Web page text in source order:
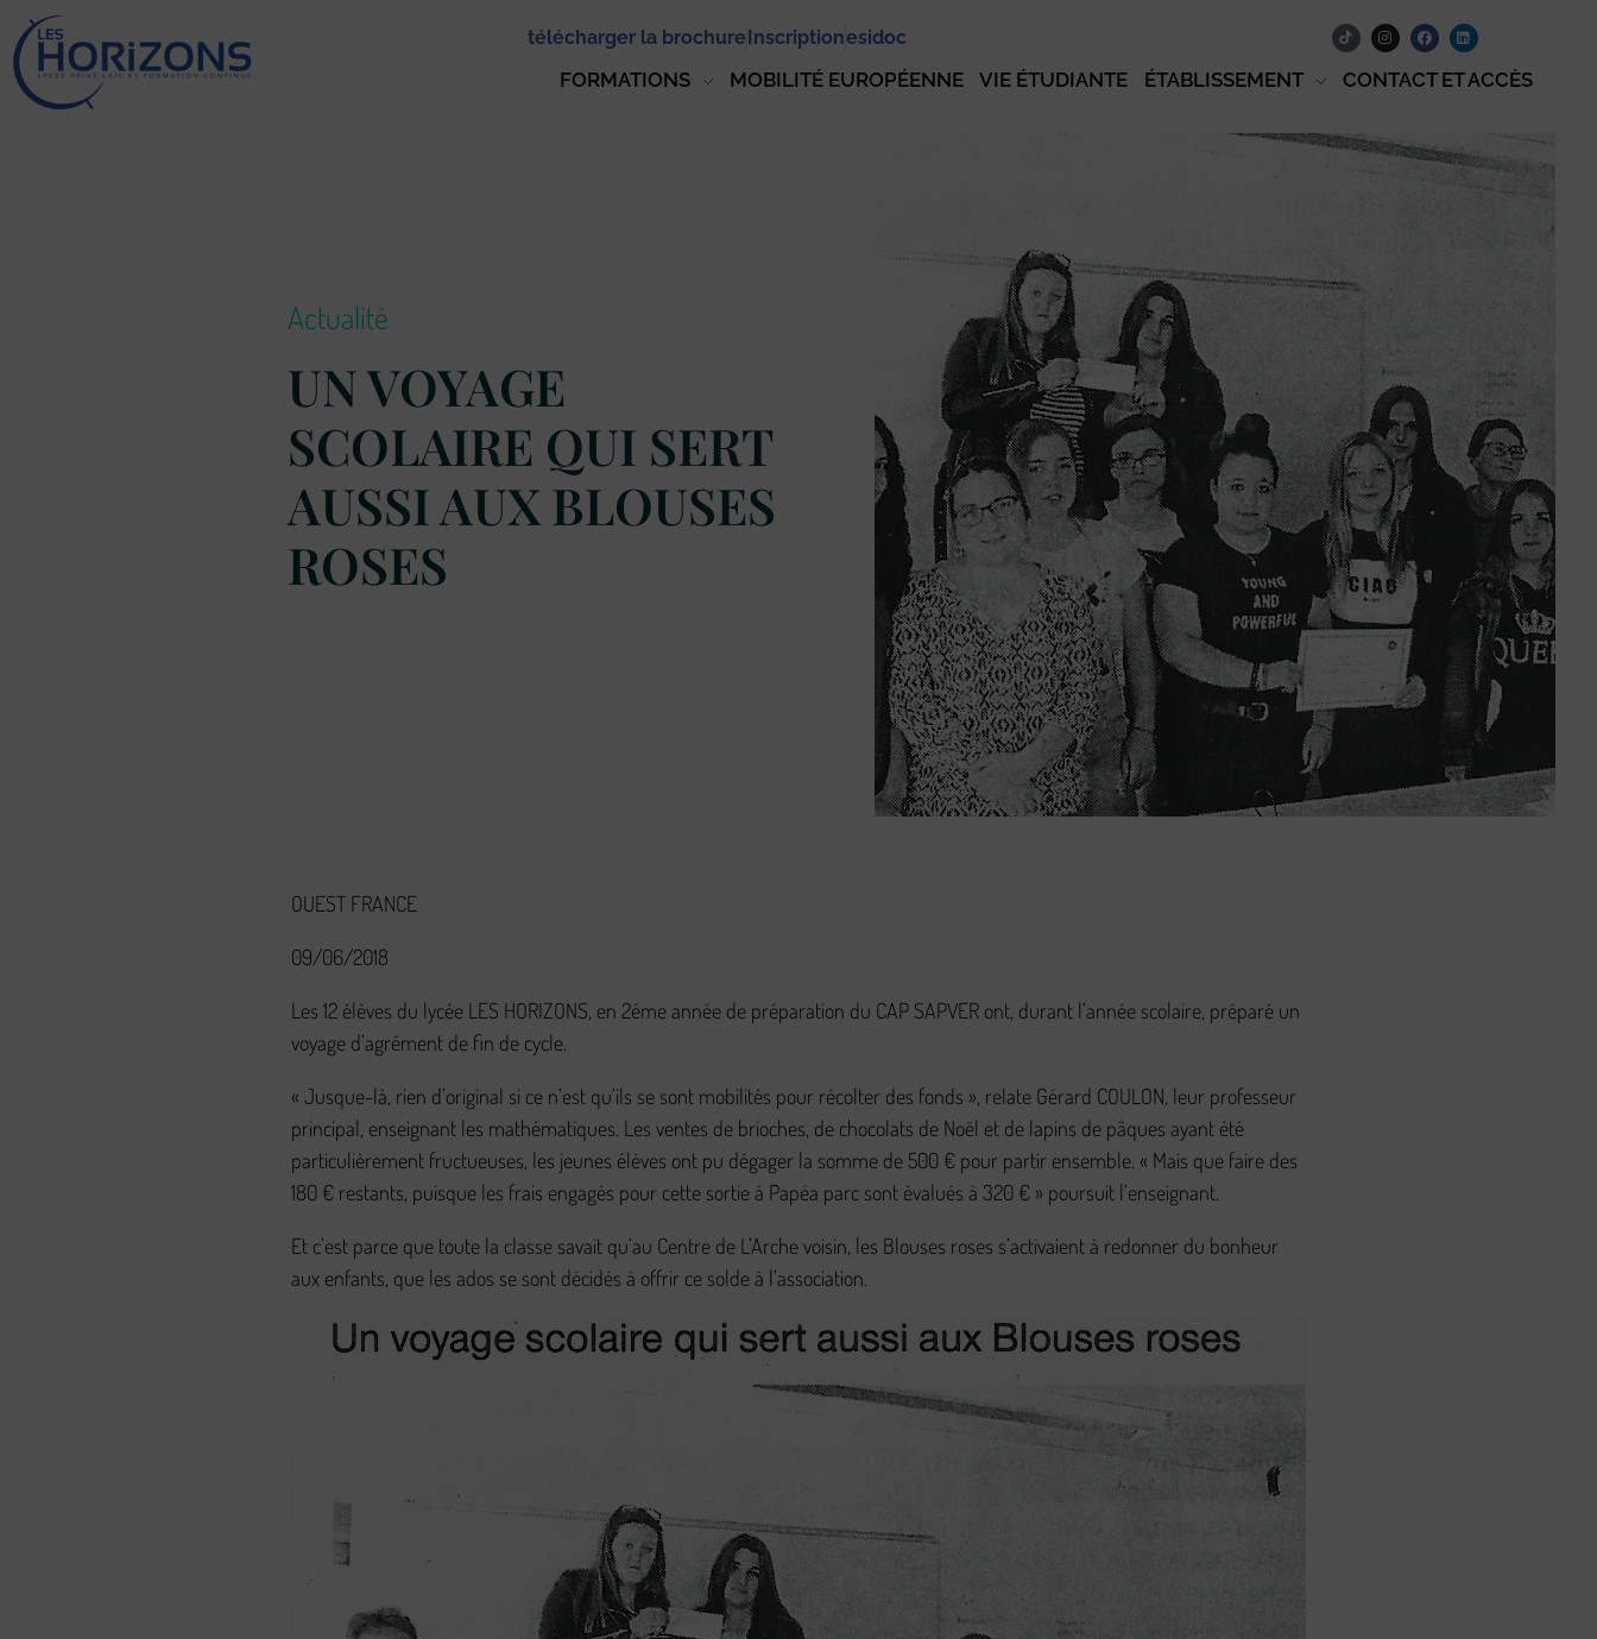
télécharger la brochureInscriptionesidoc
FORMATIONS MOBILITÉ EUROPÉENNE VIE ÉTUDIANTE ÉTABLISSEMENT CONTACT ET ACCÈS
Actualité
UN VOYAGE
SCOLAIRE QUI SERT
AUSSI AUX BLOUSES
ROSES
OUEST FRANCE
09/06/2018
Les 12 élèves du lycée LES HORIZONS, en 2éme année de préparation du CAP SAPVER ont, durant l’année scolaire, préparé un
voyage d’agrément de fin de cycle.
« Jusque-là, rien d’original si ce n’est qu’ils se sont mobilités pour récolter des fonds », relate Gérard COULON, leur professeur
principal, enseignant les mathématiques. Les ventes de brioches, de chocolats de Noël et de lapins de pâques ayant été
particulièrement fructueuses, les jeunes élèves ont pu dégager la somme de 500 € pour partir ensemble. « Mais que faire des
180 € restants, puisque les frais engagés pour cette sortie à Papéa parc sont évalués à 320 € » poursuit l’enseignant.
Et c’est parce que toute la classe savait qu’au Centre de L’Arche voisin, les Blouses roses s’activaient à redonner du bonheur
aux enfants, que les ados se sont décidés à offrir ce solde à l’association.